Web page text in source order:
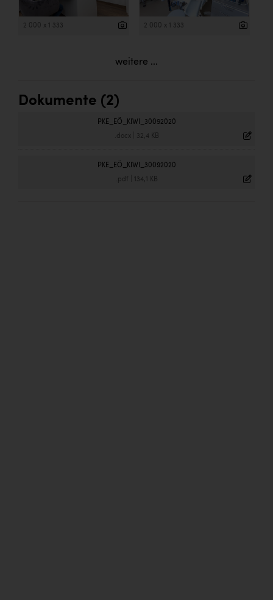
2 000 x 1 333 2 000 x 1 333
weitere ...
Dokumente (2)
PKE_EÖ_KIWI_30092020
.docx| 32,4 KB
PKE_EÖ_KIWI_30092020
.pdf 134,1 KB